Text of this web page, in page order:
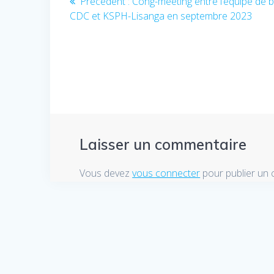
de
précédent
CDC et KSPH-Lisanga en septembre 2023
Laisser un commentaire
Vous devezvous connecter pour publier un